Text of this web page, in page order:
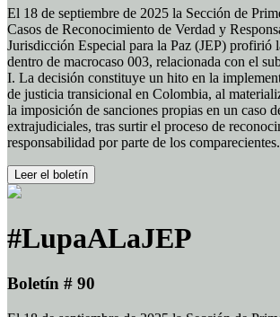
El 18 de septiembre de 2025 la Sección de
Casos de Reconocimiento de Verdad y
Jurisdicción Especial para la Paz (JEP) profirió
dentro de macrocaso 003, relacionada con el
I. La decisión constituye un hito en la
de justicia transicional en Colombia, al
la imposición de sanciones propias en un caso
extrajudiciales, tras surtir el proceso de
responsabilidad por parte de los comparecientes.
Leer el boletín
#LupaALaJEP
Boletín # 90